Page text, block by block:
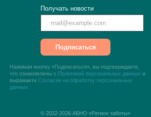
Нажимая кнопку «Подписаться», вы подтверждаете,
что ознакомлены с Политикой персональных данных и
выражаете Согласие на обработку персональных
данных
© 2022-2026 АБНО «Регион заботы»
Получать новости
Подписаться